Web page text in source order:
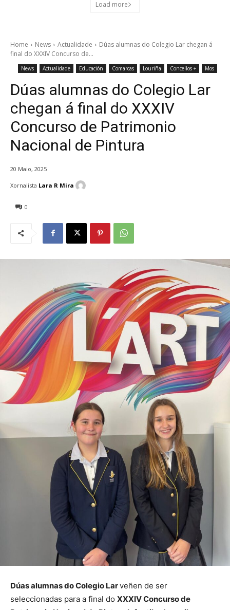
Load more